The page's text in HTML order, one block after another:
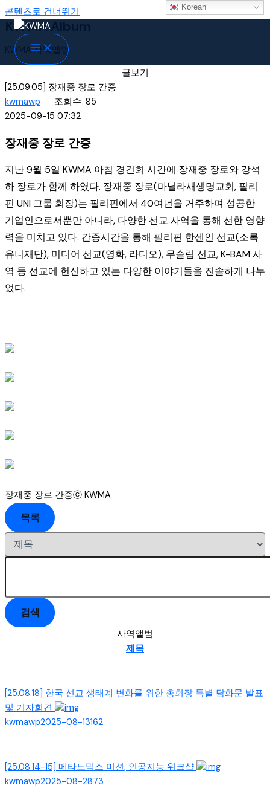
콘텐츠로 건너뛰기
KWMA Album
KWMA 사역앨범
글보기
[25.09.05] 장재중 장로 간증
kwmawp
조회수 85
2025-09-15 07:32
장재중 장로 간증
지난 9월 5일 KWMA 아침 경건회 시간에 장재중 장로와 강석
하 장로가 함께 하였다. 장재중 장로(마닐라새생명교회, 필리
핀 UNI 그룹 회장)는 필리핀에서 40여년을 거주하며 성공한
기업인으로서뿐만 아니라, 다양한 선교 사역을 통해 선한 영향
력을 미치고 있다. 간증시간을 통해 필리핀 한센인 선교(소록
유니재단), 미디어 선교(영화, 라디오), 무슬림 선교, K-BAM 사
역 등 선교에 헌신하고 있는 다양한 이야기들을 진솔하게 나누
었다.
장재중 장로 간증ⓒ KWMA
목록
검색
사역앨범
제목
[25.08.18] 한국 선교 생태계 변화를 위한 총회장 특별 담화문 발표
및 기자회견
kwmawp2025-08-13162
[25.08.14-15] 메타노믹스 미션, 인공지능 워크샵
kwmawp2025-08-2873
Korean